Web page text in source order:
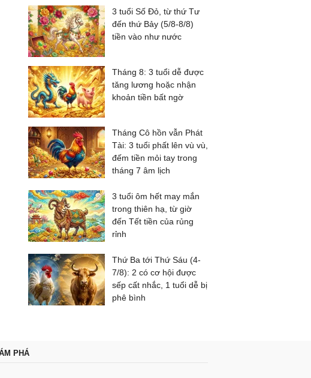
3 tuổi Số Đỏ, từ thứ Tư
đến thứ Bảy (5/8-8/8)
tiền vào như nước
Tháng 8: 3 tuổi dễ được
tăng lương hoặc nhận
khoản tiền bất ngờ
Tháng Cô hồn vẫn Phát
Tài: 3 tuổi phất lên vù vù,
đếm tiền mỏi tay trong
tháng 7 âm lịch
3 tuổi ôm hết may mắn
trong thiên hạ, từ giờ
đến Tết tiền của rủng
rỉnh
Thứ Ba tới Thứ Sáu (4-
7/8): 2 có cơ hội được
sếp cất nhắc, 1 tuổi dễ bị
phê bình
PHÁ